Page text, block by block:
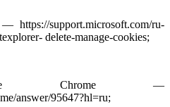
https://support.microsoft.com/ru-
delete-manage-cookies;
Chrome —
answer/95647?hl=ru;